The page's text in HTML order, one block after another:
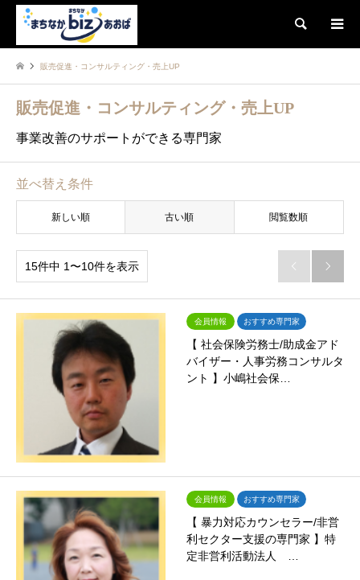
検索
販売促進・コンサルティング・売上UP
販売促進・コンサルティング・売上UP
事業改善のサポートができる専門家
並べ替え条件
新しい順 古い順 閲覧数順
15件中 1〜10件を表示  
会員情報 おすすめ専門家
【 社会保険労務士/助成金アド
バイザー・人事労務コンサルタ
ント 】小嶋社会保…
会員情報 おすすめ専門家
【 暴力対応カウンセラー/非営
利セクター支援の専門家 】特
定非営利活動法人 …